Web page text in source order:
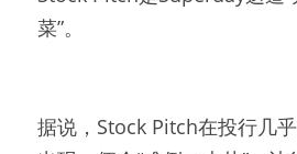
菜”。
据说，Stock Pitch在投行几